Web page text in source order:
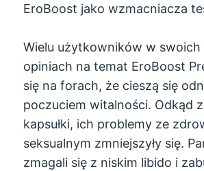
EroBoost jako wzmacniacza
Wielu użytkowników w swoich
opiniach na temat EroBoost
się na forach, że cieszą się
poczuciem witalności. Odkąd
kapsułki, ich problemy ze
seksualnym zmniejszyły się.
zmagali się z niskim libido i